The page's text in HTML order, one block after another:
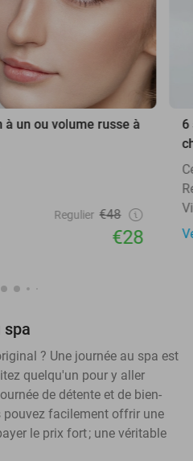
à un ou volume russe à
Regulier €48
€28
6
spa
? Une journée au spa est
quelqu'un pour y aller
de détente et de bien-
pouvez facilement offrir une
le prix fort ; une véritable